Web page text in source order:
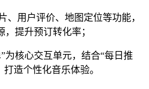
、用户评价、地图定位等功能，
，提升预订转化率；
”为核心交互单元，结合“每日推
造个性化音乐体验。